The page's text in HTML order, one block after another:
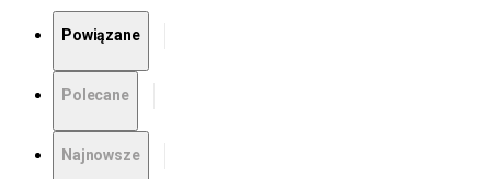
Powiązane
Polecane
Najnowsze